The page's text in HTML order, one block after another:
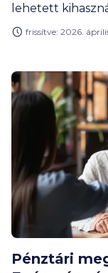
lehetett
frissítve: 2026.
Pénztári